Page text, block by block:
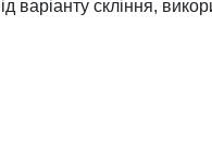
варіанту скління,